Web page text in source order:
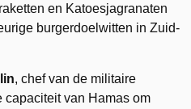
en Katoesjagranaten
burgerdoelwitten in Zuid-
, chef van de militaire
van Hamas om